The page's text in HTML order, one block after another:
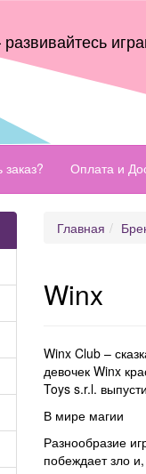
заказ? Оплата и
Главная
Winx
Winx Club –
девочек Winx
Toys s.r.l.
В мире магии
Разнообразие
побеждает зло